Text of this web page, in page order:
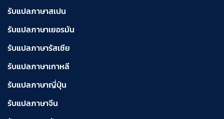
รับแปลภาษาสเปน
รับแปลภาษาเยอรมัน
รับแปลภาษารัสเซีย
รับแปลภาษาเกาหลี
รับแปลภาษาญี่ปุ่น
รับแปลภาษาจีน